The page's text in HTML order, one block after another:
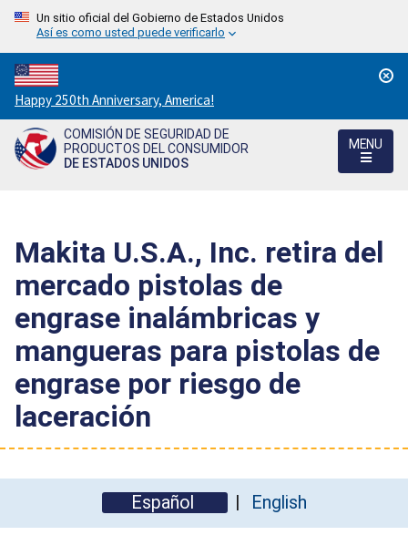
Un sitio oficial del Gobierno de Estados Unidos
Así es como usted puede verificarlo
Countdown
to
America's
250th
Happy 250th Anniversary, America!
COMISIÓN DE SEGURIDAD DE
PRODUCTOS DEL CONSUMIDOR
DE ESTADOS UNIDOS
MENU
Makita U.S.A., Inc. retira del
mercado pistolas de
engrase inalámbricas y
mangueras para pistolas de
engrase por riesgo de
laceración
Español English